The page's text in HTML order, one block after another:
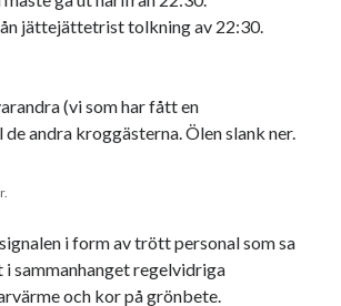
jättejättetrist tolkning av 22:30.
(vi som har fått en
andra kroggästerna. Ölen slank ner.
i form av trött personal som sa
sammanhanget regelvidriga
och kor på grönbete.